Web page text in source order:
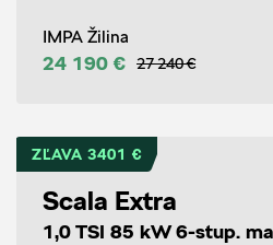
IMPA Žilina
24 190 € 27 240 €
ZĽAVA 3401 €
Scala Extra
1,0 TSI 85 kW 6-stup.